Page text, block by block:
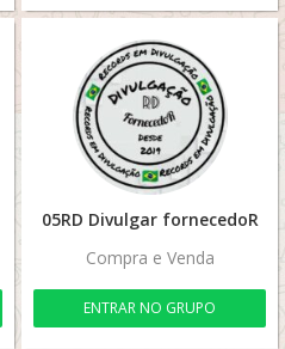
05RD Divulgar fornecedoR
Compra e Venda
ENTRAR NO GRUPO